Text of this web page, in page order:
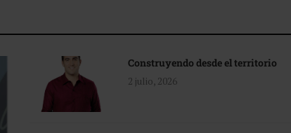
Construyendo desde el territorio
2 julio, 2026